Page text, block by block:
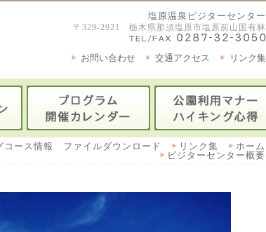
塩原温泉ビジターセンター
〒329-2921 栃木県那須塩原市塩原前山国有林
リンク集
交通アクセス
お問い合わせ
ホーム
リンク集
コース情報 ファイルダウンロード
ビジターセンター概要